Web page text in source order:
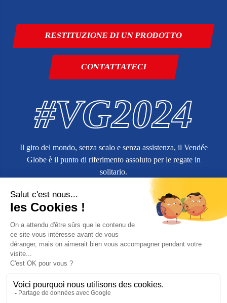
RESTITUZIONE DI UN PRODOTTO
CONTATTATECI
#VG2024
Il giro del mondo, senza scalo e senza assistenza, il Vendée
Globe è il punto di riferimento assoluto per le regate in
solitario.
vendeeglobe.org
Informazioni legali